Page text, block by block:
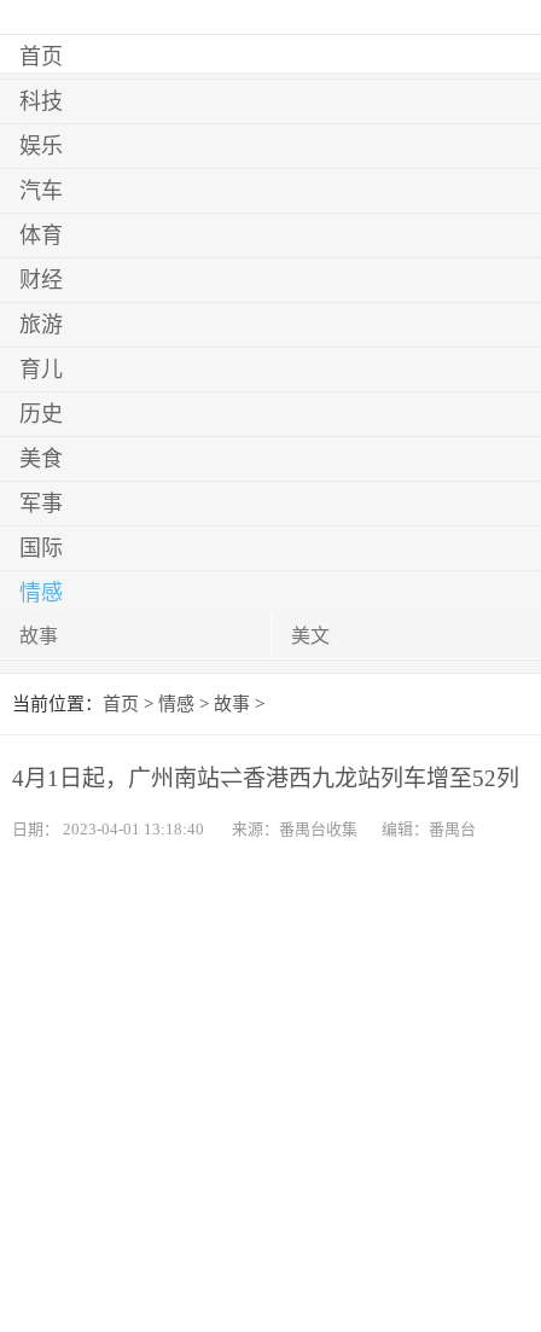
首页
科技
娱乐
汽车
体育
财经
旅游
育儿
历史
美食
军事
国际
情感
故事 美文
当前位置： 首页 > 情感 > 故事 >
4月1日起，广州南站⇌香港西九龙站列车增至52列
日期： 2023-04-01 13:18:40 来源：番禺台收集 编辑：番禺台